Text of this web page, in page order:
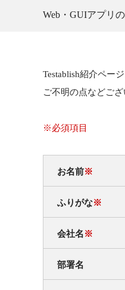
Web・GUIアプリ
Testablish紹介ペー
ご不明の点などご
※必須項目
お名前※
ふりがな※
会社名※
部署名